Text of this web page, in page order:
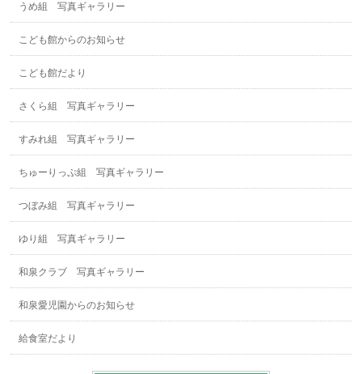
うめ組 写真ギャラリー
こども館からのお知らせ
こども館だより
さくら組 写真ギャラリー
すみれ組 写真ギャラリー
ちゅーりっぷ組 写真ギャラリー
つぼみ組 写真ギャラリー
ゆり組 写真ギャラリー
和泉クラブ 写真ギャラリー
和泉愛児園からのお知らせ
給食室だより